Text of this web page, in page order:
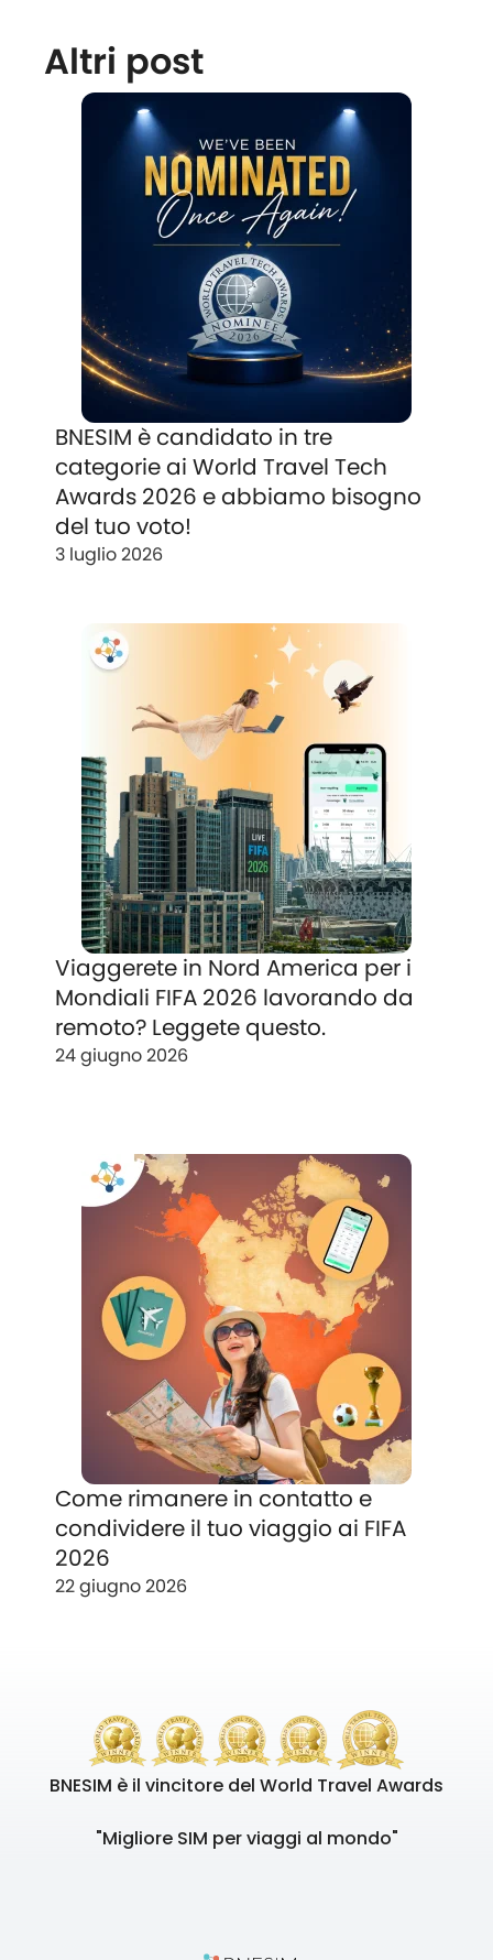
Altri post
BNESIM è candidato in tre
categorie ai World Travel Tech
Awards 2026 e abbiamo bisogno
del tuo voto!
3 luglio 2026
Viaggerete in Nord America per i
Mondiali FIFA 2026 lavorando da
remoto? Leggete questo.
24 giugno 2026
Come rimanere in contatto e
condividere il tuo viaggio ai FIFA
2026
22 giugno 2026
BNESIM è il vincitore del World Travel Awards
"Migliore SIM per viaggi al mondo"